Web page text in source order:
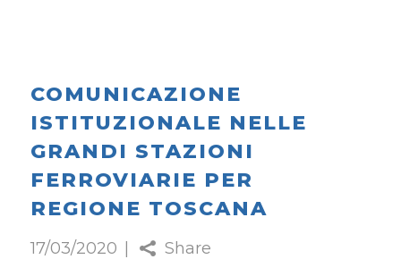
COMUNICAZIONE
ISTITUZIONALE NELLE
GRANDI STAZIONI
FERROVIARIE PER
REGIONE TOSCANA
17/03/2020 Share